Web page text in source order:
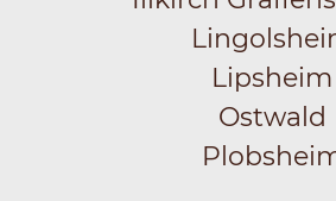
Lipsheim
Ostwald